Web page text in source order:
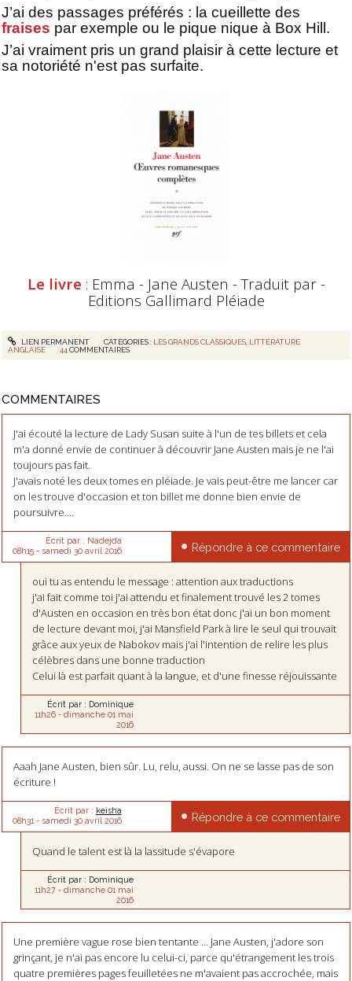
J’ai des passages préférés : la cueillette des
fraises par exemple ou le pique nique à Box Hill.
J’ai vraiment pris un grand plaisir à cette lecture et
sa notoriété n'est pas surfaite.
Le livre : Emma - Jane Austen - Traduit par -
Editions Gallimard Pléiade
LIEN PERMANENT CATÉGORIES : LES GRANDS CLASSIQUES, LITTÉRATURE
ANGLAISE
44 COMMENTAIRES
COMMENTAIRES
J'ai écouté la lecture de Lady Susan suite à l'un de tes billets et cela
m'a donné envie de continuer à découvrir Jane Austen mais je ne l'ai
toujours pas fait.
J'avais noté les deux tomes en pléiade. Je vais peut-être me lancer car
on les trouve d'occasion et ton billet me donne bien envie de
poursuivre....
Écrit par : Nadejda
08h15- samedi 30 avril 2016 Répondre à ce commentaire
oui tu as entendu le message : attention aux traductions
j'ai fait comme toi j'ai attendu et finalement trouvé les 2 tomes
d'Austen en occasion en très bon état donc j'ai un bon moment
de lecture devant moi, j'ai Mansfield Park à lire le seul qui trouvait
grâce aux yeux de Nabokov mais j'ai l'intention de relire les plus
célèbres dans une bonne traduction
Celui là est parfait quant à la langue, et d'une finesse réjouissante
Écrit par : Dominique
11h26- dimanche 01 mai
2016
Aaah Jane Austen, bien sûr. Lu, relu, aussi. On ne se lasse pas de son
écriture !
Écrit par : keisha
08h31 - samedi 30 avril 2016 Répondre à ce commentaire
Quand le talent est là la lassitude s'évapore
Écrit par : Dominique
11h27- dimanche 01 mai
2016
Une première vague rose bien tentante ... Jane Austen, j'adore son
grinçant, je n'ai pas encore lu celui-ci, parce qu'étrangement les trois
quatre premières pages feuilletées ne m'avaient pas accrochée, mais